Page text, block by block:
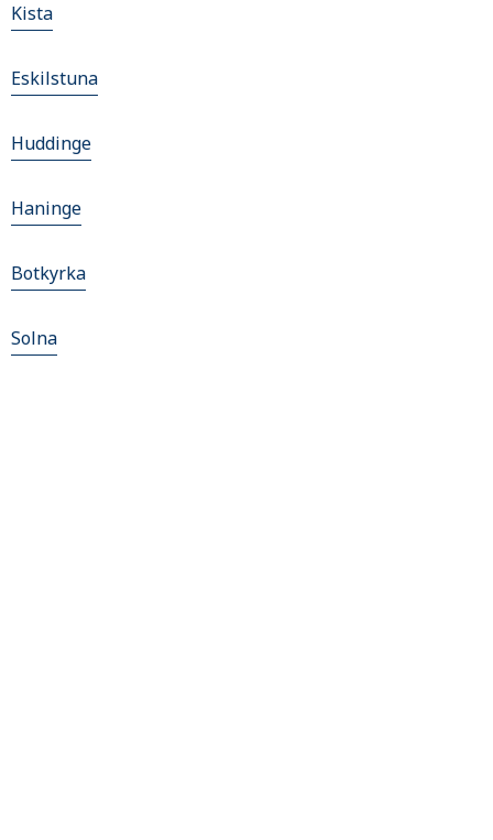
Kista
Eskilstuna
Huddinge
Haninge
Botkyrka
Solna